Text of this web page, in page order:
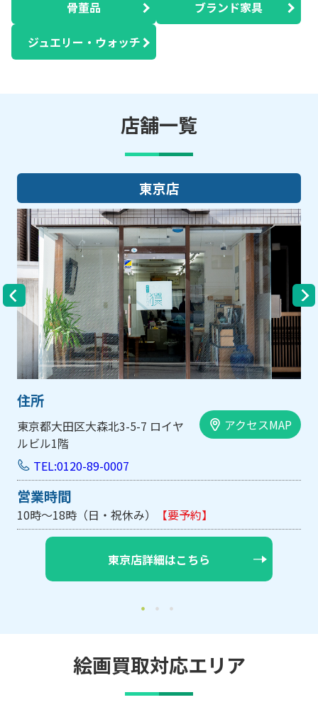
骨董品 ブランド家具
ジュエリー・ウォッチ
店舗一覧
大阪店
住所
大阪市中央区内平野町1-1-5 西大
手前ビル103号
アクセスMAP
TEL:0120-89-0007
営業時間
10時～18時（日・祝休み/土曜は不定休）
大阪店詳細はこちら
絵画買取対応エリア